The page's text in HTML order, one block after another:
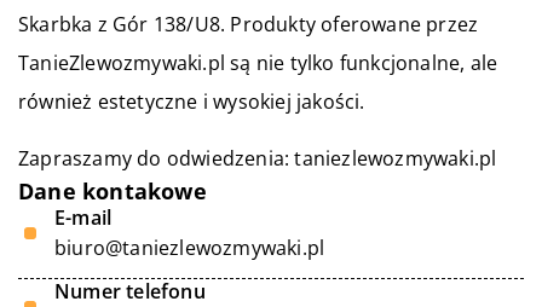
Skarbka z Gór 138/U8. Produkty oferowane przez
TanieZlewozmywaki.pl są nie tylko funkcjonalne, ale
również estetyczne i wysokiej jakości.
Zapraszamy do odwiedzenia:taniezlewozmywaki.pl
Dane kontakowe
E-mail
biuro@taniezlewozmywaki.pl
Numer telefonu